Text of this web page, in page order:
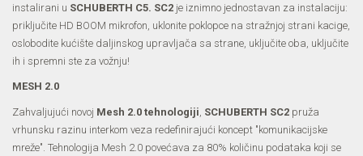
instalirani u SCHUBERTH C5. SC2 je iznimno jednostavan za instalaciju:
priključite HD BOOM mikrofon, uklonite poklopce na stražnjoj strani kacige,
oslobodite kućište daljinskog upravljača sa strane, uključite oba, uključite
ih i spremni ste za vožnju!
MESH 2.0
Zahvaljujući novoj Mesh 2.0 tehnologiji SCHUBERTH SC2 pruža
vrhunsku razinu interkom veza redefinirajući koncept "komunikacijske
mreže". Tehnologija Mesh 2.0 povećava za 80% količinu podataka koji se